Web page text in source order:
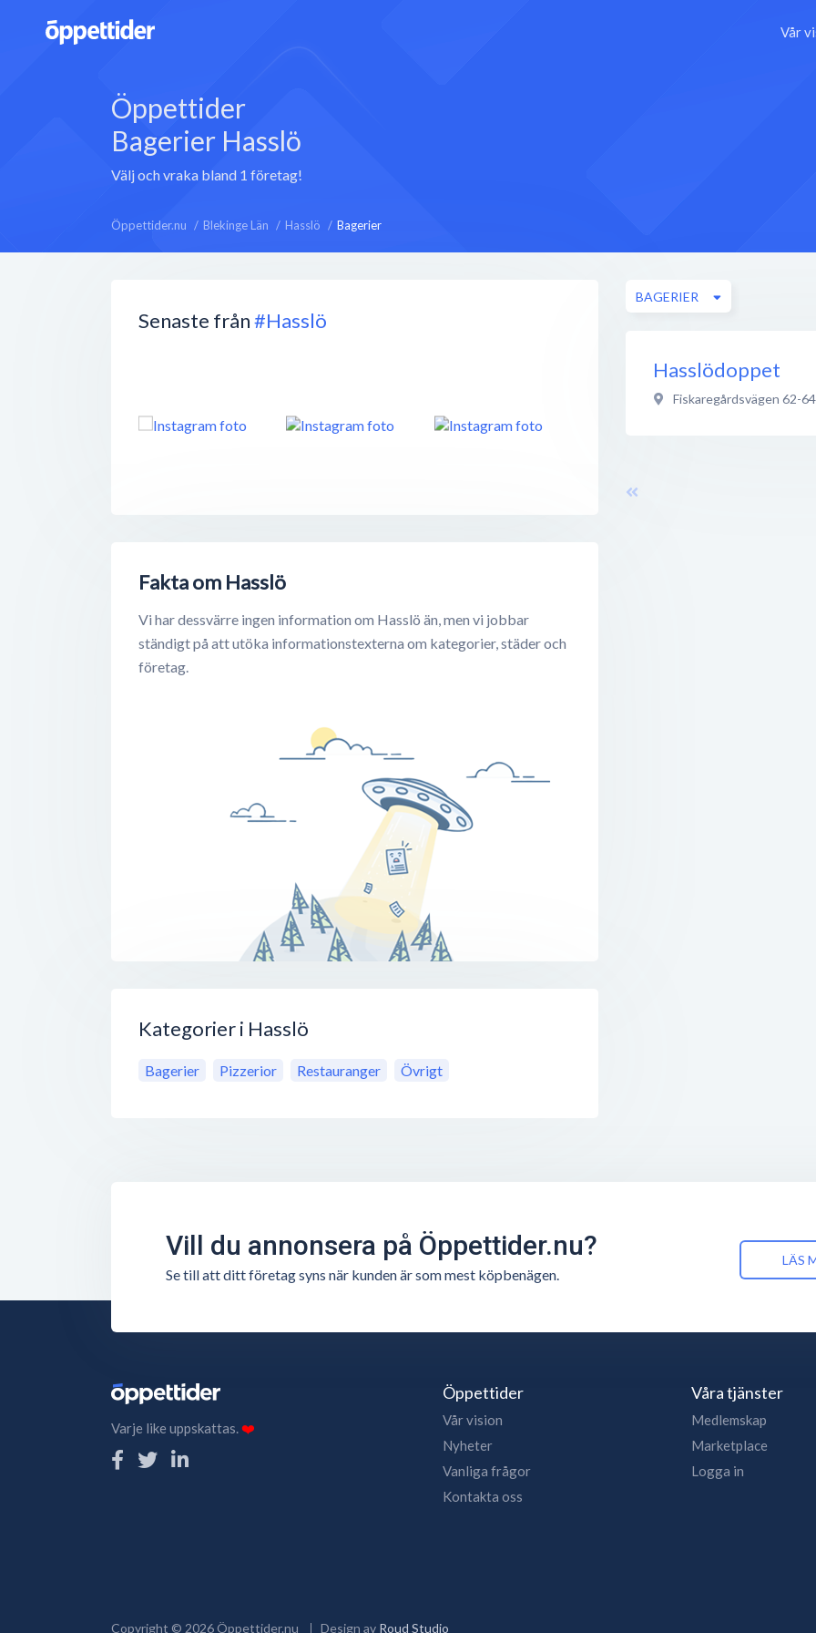
Vår
Öppettider
Bagerier Hasslö
Välj och vraka bland 1 företag!
Öppettider.nu Blekinge Län Hasslö Bagerier
Senaste från#Hasslö
Fakta om Hasslö
Vi har dessvärre ingen information om Hasslö än, men vi jobbar
ständigt på att utöka informationstexterna om kategorier, städer och
företag.
Kategorier i Hasslö
Bagerier Pizzerior Restauranger Övrigt
BAGERIER
Hasslödoppet
Fiskaregårdsvägen 62-64
Vill du annonsera på Öppettider.nu?
Se till att ditt företag syns när kunden är som mest köpbenägen.
LÄS
Varje like uppskattas.❤️
Öppettider
Vår vision
Nyheter
Vanliga frågor
Kontakta oss
Våra tjänster
Medlemskap
Marketplace
Logga in
Copyright © 2026Öppettider.nu Design av Roud Studio